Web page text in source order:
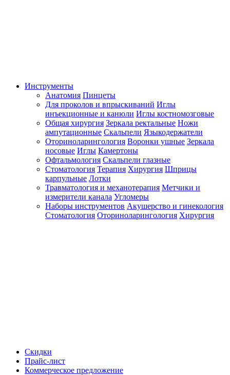
Инструменты
Анатомия Пинцеты
Для проколов и впрыскиваний Иглы
инъекционные и канюли Иглы костномозговые
Общая хирургия Зеркала ректальные Ножи
ампутационные Скальпели Языкодержатели
Оториноларингология Воронки ушные Зеркала
носовые Иглы Камертоны
Офтальмология Скальпели глазные
Стоматология Терапия Хирургия Шприцы
карпульные Лотки
Травматология и механотерапия Метчики и
измерители канала Угломеры
Наборы инструментов Акушерство и гинекология
Стоматология Оториноларингология Хирургия
Скидки
Прайс-лист
Коммерческое предложение